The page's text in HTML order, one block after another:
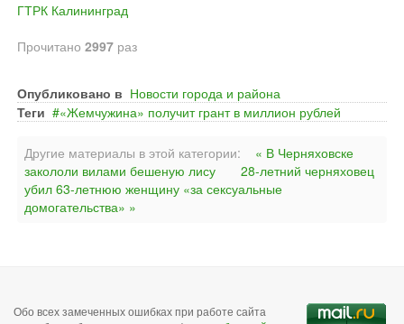
ГТРК Калининград
Прочитано 2997 раз
Опубликовано в Новости города и района
Теги
«Жемчужина» получит грант в миллион рублей
Другие материалы в этой категории:
« В Черняховске
закололи вилами бешеную лису
28-летний черняховец
убил 63-летнюю женщину «за сексуальные
домогательства» »
Обо всех замеченных ошибках при работе сайта